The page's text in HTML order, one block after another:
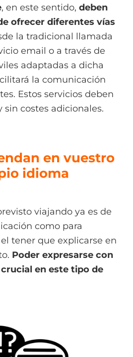
, en este sentido, deben
ofrecer diferentes vías
la tradicional llamada
email o a través de
adaptadas a dicha
la comunicación
Estos servicios deben
sin costes adicionales.
en vuestro
idioma
viajando ya es de
como para
tener que explicarse en
Poder expresarse con
en este tipo de